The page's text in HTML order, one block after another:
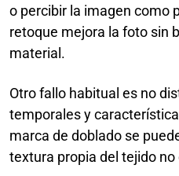
o percibir la imagen como
retoque mejora la foto sin
material.
Otro fallo habitual es no
temporales y
marca de doblado se
textura propia del tejido